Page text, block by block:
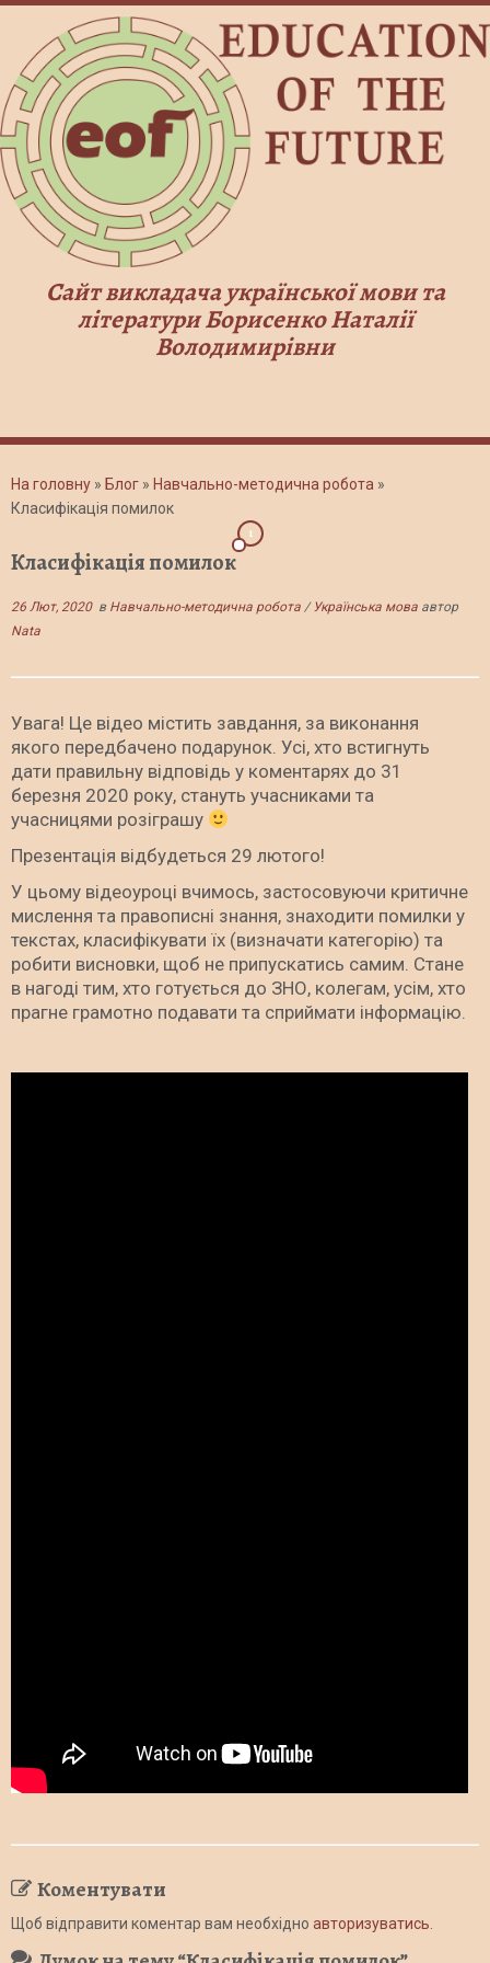
Сайт викладача української мови та
літератури Борисенко Наталії
Володимирівни
На головну » Блог » Навчально-методична робота »
Класифікація помилок
Класифікація помилок
1
26 Лют, 2020в Навчально-методична робота /Українська мова автор
Nata
Увага! Це відео містить завдання, за виконання
якого передбачено подарунок. Усі, хто встигнуть
дати правильну відповідь у коментарях до 31
березня 2020 року, стануть учасниками та
учасницями розіграшу
Презентація відбудеться 29 лютого!
У цьому відеоуроці вчимось, застосовуючи критичне
мислення та правописні знання, знаходити помилки у
текстах, класифікувати їх (визначати категорію) та
робити висновки, щоб не припускатись самим. Стане
в нагоді тим, хто готується до ЗНО, колегам, усім, хто
прагне грамотно подавати та сприймати інформацію.
Коментувати
Щоб відправити коментар вам необхідно авторизуватись